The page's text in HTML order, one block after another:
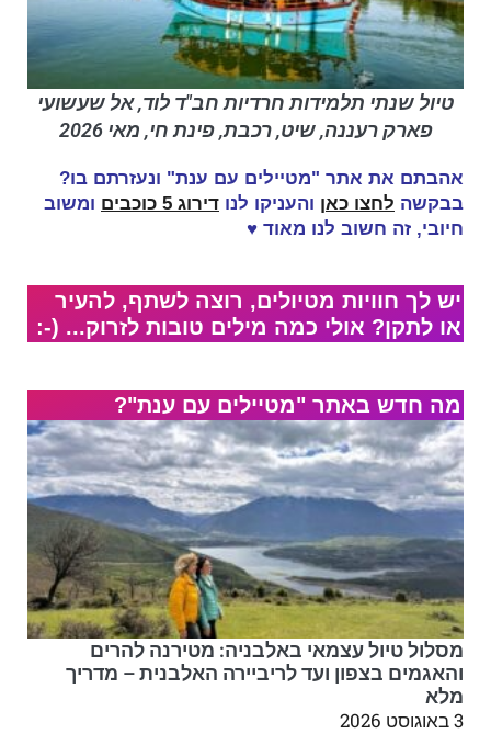
טיול שנתי תלמידות חרדיות חב"ד לוד, אל שעשועי
פארק רעננה, שיט, רכבת, פינת חי, מאי 2026
אהבתם את אתר "מטיילים עם ענת" ונעזרתם בו?
בבקשה לחצו כאן והעניקו לנו דירוג 5 כוכבים
ומשוב
חיובי, זה חשוב לנו מאוד ♥
יש לך חוויות מטיולים, רוצה לשתף, להעיר
או לתקן? אולי כמה מילים טובות לזרוק... (-:
מה חדש באתר "מטיילים עם ענת"?
מסלול טיול עצמאי באלבניה: מטירנה להרים
והאגמים בצפון ועד לריביירה האלבנית – מדריך
מלא
3 באוגוסט 2026